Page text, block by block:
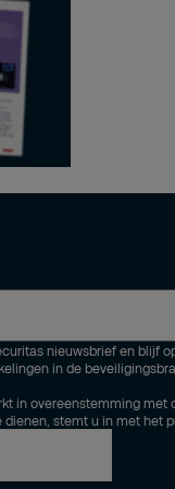
nieuwsbrief en blijf
in de
in overeenstemming met
dienen, stemt u in met het